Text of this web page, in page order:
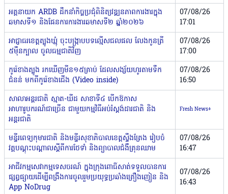
អគ្គនាយក ARDB ដឹកនាំកិច្ចប្រជុំពិនិត្យវឌ្ឍនភាពការងារក្នុង
ឆមាសទី១ និងផែនការការងារឆមាសទី២ ឆ្នាំ២០២៦
07/08/26
17:01
អាជ្ញាធរខេត្តត្បូងឃ្មុំ ចុះបង្ក្រាបបទល្មើសជលផល លែងកូនត្រី
៥ម៉ឺនក្បាល ចូលធម្មជាតិវិញ
07/08/26
17:00
កូរ៉េខាងត្បូង រកឃើញមីន១៥គ្រាប់ ដែលសង្ស័យហូរតាមទឹក
ជំនន់ មកពីកូរ៉េខាងជើង (Video inside)
07/08/26
16:50
សាលាអន្តរជាតិ ស្មាត-ឃីដ សាខាទី៤ បើកឱកាស
អាហារូបករណ៍ជាច្រើន ជាមួយកម្មវិធីអប់រំស្តង់ដារជាតិ និង
អន្តរជាតិ
Fresh News+
មន្ទីរពេទ្យកុមារជាតិ និងមន្ទីរសុខាភិបាលខេត្តស្ទឹងត្រែង រៀបចំ
វគ្គបណ្តុះបណ្តាលស្តីពីការថែទាំ និងព្យាបាលជំងឺគ្រុនឈាម
07/08/26
16:47
អាជីវកម្មសេវាកម្មទេសចរណ៍ ក្នុងក្រុងពោធិ៍សាត់ទទួលបានការ
ផ្សព្វផ្សាយដើម្បីពង្រឹងការចូលរួមប្រយុទ្ធប្រឆាំងគ្រឿងញៀន និង
App NoDrug
07/08/26
16:43